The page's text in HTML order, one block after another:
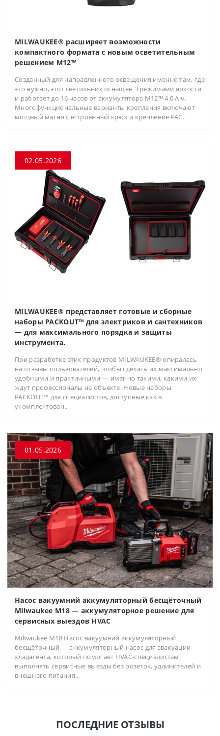
MILWAUKEE® расширяет возможности
компактного формата с новым осветительным
решением M12™
Созданный для направленного освещения именно там, где
это нужно, этот светильник оснащён 3 режимами яркости
и работает до 16 часов от аккумулятора M12™ 4.0 А·ч.
Многофункциональные варианты крепления включают
мощный магнит, встроенный крюк и крепление PAC..
02.05.2026
MILWAUKEE® представляет готовые и сборные
наборы PACKOUT™ для электриков и сантехников
— для максимального порядка и защиты
инструмента.
При разработке этих продуктов MILWAUKEE® опиралась
на отзывы пользователей, чтобы сделать их максимально
удобными и практичными — именно такими, какими их
ждут профессионалы на объекте. Новые наборы
PACKOUT™ для специалистов, доступные как в
укомплектован..
01.05.2026
Насос вакуумний аккумуляторный бесщёточный
Milwaukee M18 — аккумуляторное решение для
сервисных выездов HVAC
Milwaukee M18 Насос вакуумний аккумуляторный
бесщёточный — аккумуляторный насос для эвакуации
хладагента, который помогает HVAC-специалистам
выполнять сервисные выезды без розеток, удлинителей и
внешнего питания...
ПОСЛЕДНИЕ ОТЗЫВЫ